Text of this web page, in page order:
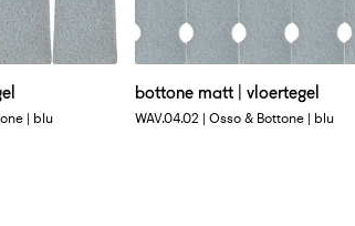
| blu
bottone matt | vloertegel
WAV.04.02 | Osso & Bottone | blu